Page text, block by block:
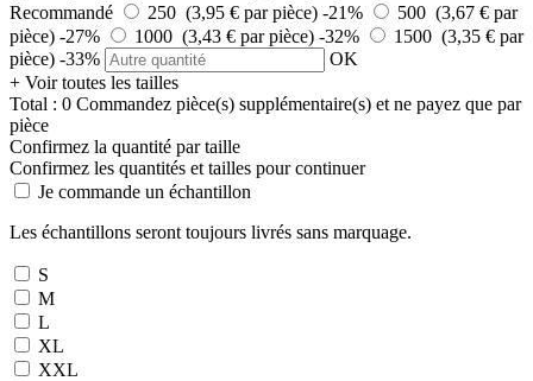
Recommandé
250 (3,95 € par pièce) -21%
500 (3,67 € par
pièce) -27% 1000 (3,43 € par pièce) -32%
1500 (3,35 € par
pièce) -33%
OK
+ Voir toutes les tailles
Total : 0 Commandez pièce(s) supplémentaire(s) et ne payez que par
pièce
Confirmez la quantité par taille
Confirmez les quantités et tailles pour continuer
Je commande un échantillon
Les échantillons seront toujours livrés sans marquage.
S
M
L
XL
XXL